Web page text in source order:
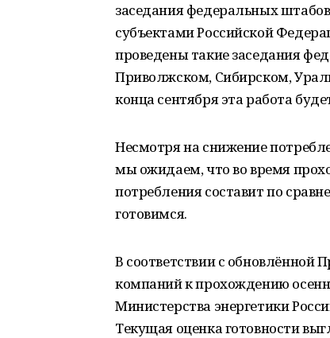
заседания федеральных
субъектами Российской
проведены такие заседания
Приволжском, Сибирском,
конца сентября эта работа
Несмотря на снижение
мы ожидаем, что во время
потребления составит по
готовимся.
В соответствии с обновлённой
компаний к прохождению
Министерства энергетики
Текущая оценка готовности